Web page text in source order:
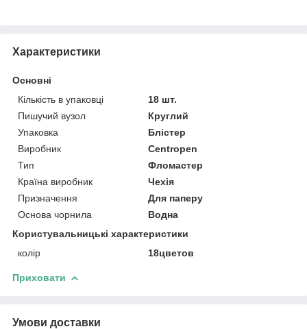
Характеристики
Основні
Кількість в упаковці
18 шт.
Пишучий вузол
Круглий
Упаковка
Блістер
Виробник
Centropen
Тип
Фломастер
Країна виробник
Чехія
Призначення
Для паперу
Основа чорнила
Водна
Користувальницькі характеристики
колір
18цветов
Приховати
Умови доставки